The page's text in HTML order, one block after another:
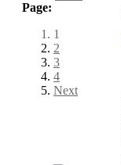
Page:
1
2
3
4
Next